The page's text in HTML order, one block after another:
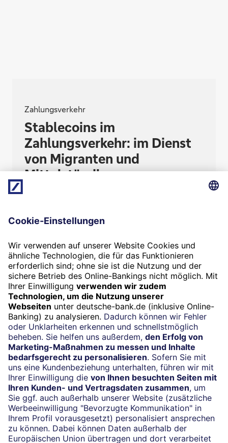
Zahlungsverkehr
Stablecoins im
Zahlungsverkehr: im Dienst
von Migranten und
Mittelständlern
Termin
Beratung vereinbaren
24/7-Kundenservice
(069) 910-100 61